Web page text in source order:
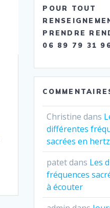
POUR TOUT
PRENDRE
06 89 79 31
Christine dans
différentes
sacrées en
patetdans Les
fréquences
à écouter